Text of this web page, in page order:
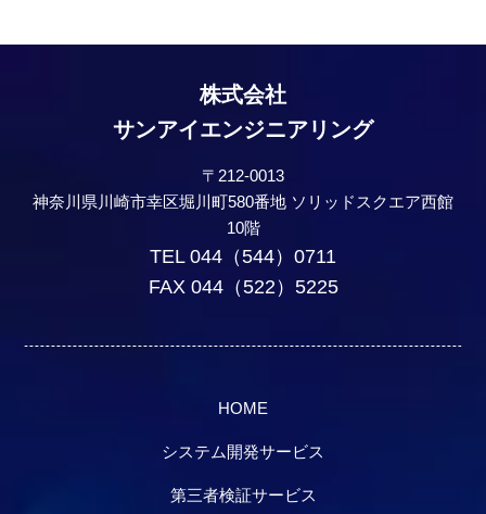
株式会社
サンアイエンジニアリング
〒212-0013
神奈川県川崎市幸区堀川町580番地 ソリッドスクエア西館
10階
TEL 044（544）0711
FAX 044（522）5225
HOME
システム開発サービス
第三者検証サービス